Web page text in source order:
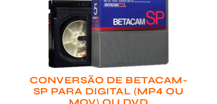
CONVERSÃO DE BETACAM-
SP PARA DIGITAL (MP4 OU